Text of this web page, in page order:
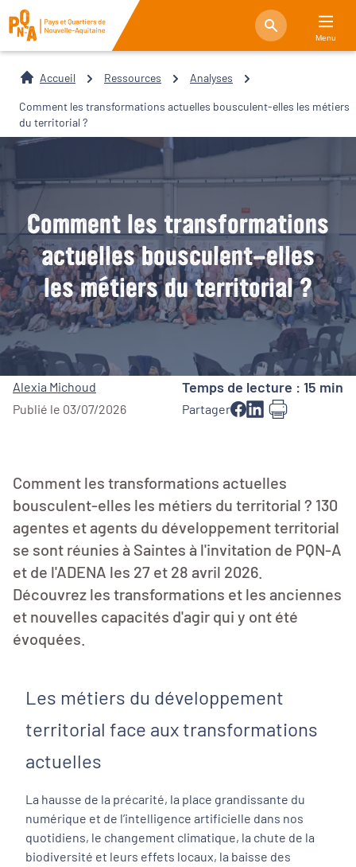
Menu
Accueil Ressources Analyses
Comment les transformations actuelles bousculent-elles les métiers
du territorial ?
Comment les transformations
actuelles bousculent-elles
les métiers du territorial ?
Alexia Michoud
Publié le 03/07/2026
Temps de lecture : 15 min
Partager
Comment les transformations actuelles
bousculent-elles les métiers du territorial ? 130
agentes et agents du développement territorial
se sont réunies à Saintes à l'invitation de PQN-A
et de l'ADENA les 27 et 28 avril 2026.
Découvrez les transformations et les anciennes
et nouvelles capacités d'agir qui y ont été
évoquées.
Les métiers du développement
territorial face aux transformations
actuelles
La hausse de la précarité, la place grandissante du
numérique et de l’intelligence artificielle dans nos
quotidiens, le changement climatique, la chute de la
biodiversité et leurs effets locaux, la baisse des